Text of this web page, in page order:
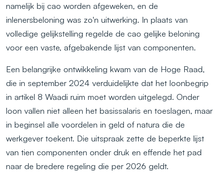
namelijk bij cao worden afgeweken, en de
inlenersbeloning was zo'n uitwerking. In plaats van
volledige gelijkstelling regelde de cao gelijke beloning
voor een vaste, afgebakende lijst van componenten.
Een belangrijke ontwikkeling kwam van de Hoge Raad,
die in september 2024 verduidelijkte dat het loonbegrip
in artikel 8 Waadi ruim moet worden uitgelegd. Onder
loon vallen niet alleen het basissalaris en toeslagen, maar
in beginsel alle voordelen in geld of natura die de
werkgever toekent. Die uitspraak zette de beperkte lijst
van tien componenten onder druk en effende het pad
naar de bredere regeling die per 2026 geldt.